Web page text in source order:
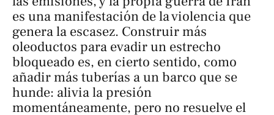
es una manifestación de la violencia que
genera la escasez. Construir más
oleoductos para evadir un estrecho
bloqueado es, en cierto sentido, como
añadir más tuberías a un barco que se
hunde: alivia la presión
momentáneamente, pero no resuelve el